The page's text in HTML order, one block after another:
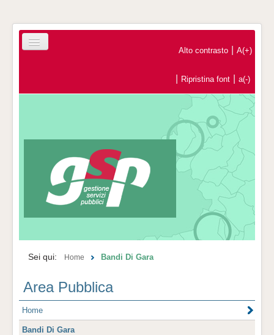
Contatti
Alto contrasto A(+)
Ripristina font a(-)
Sei qui: Home Bandi Di Gara
Area Pubblica
Home
Bandi Di Gara